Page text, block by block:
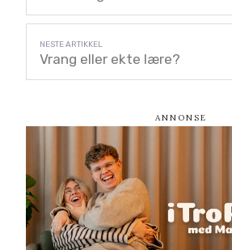
Vrang eller ekte lære?